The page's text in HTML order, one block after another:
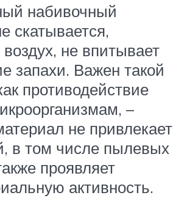
набивочный
скатывается,
воздух, не впитывает
запахи. Важен такой
противодействие
–
не привлекает
в том числе пылевых
проявляет
активность.